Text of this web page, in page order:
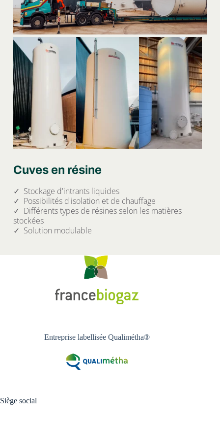
Cuves en résine
✓  Stockage d'intrants liquides
✓  Possibilités d'isolation et de chauffage
✓  Différents types de résines selon les matières
stockées
✓  Solution modulable
Entreprise labellisée Qualimétha®
Siège social